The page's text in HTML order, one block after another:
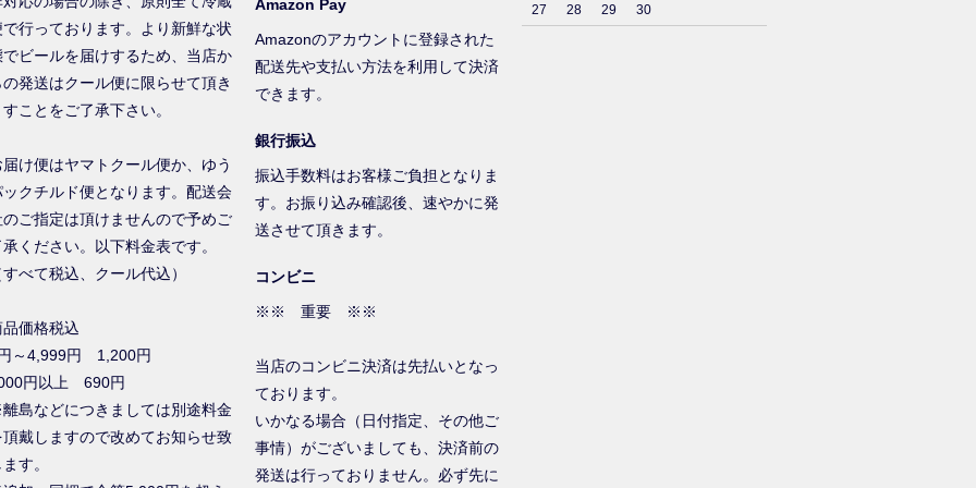
で行っております。より新鮮な状
でビールを届けするため、当店か
の発送はクール便に限らせて頂き
ことをご了承下さい。
届け便はヤマトクール便か、ゆう
ックチルド便となります。配送会
のご指定は頂けませんので予めご
ください。以下料金表です。
べて税込、クール代込）
品価格税込
～4,999円 1,200円
円以上 690円
島などにつきましては別途料金
頂戴しますので改めてお知らせ致
す。
Amazon Pay
Amazonのアカウントに登録された
配送先や支払い方法を利用して決済
できます。
銀行振込
振込手数料はお客様ご負担となりま
す。お振り込み確認後、速やかに発
送させて頂きます。
コンビニ
※※ 重要 ※※
当店のコンビニ決済は先払いとなっ
ております。
いかなる場合（日付指定、その他ご
事情）がございましても、決済前の
発送は行っておりません。必ず先に
27 28 29 30